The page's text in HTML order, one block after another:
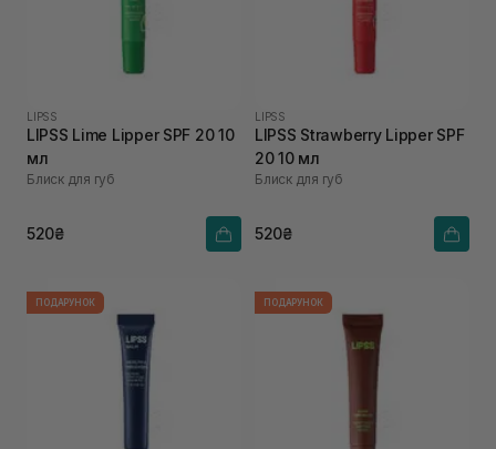
LIPSS
LIPSS Lime Lipper SPF 20 10
мл
Блиск для губ
520₴
LIPSS
LIPSS Strawberry Lipper SPF
20 10 мл
Блиск для губ
520₴
ПОДАРУНОК ПОДАРУНОК